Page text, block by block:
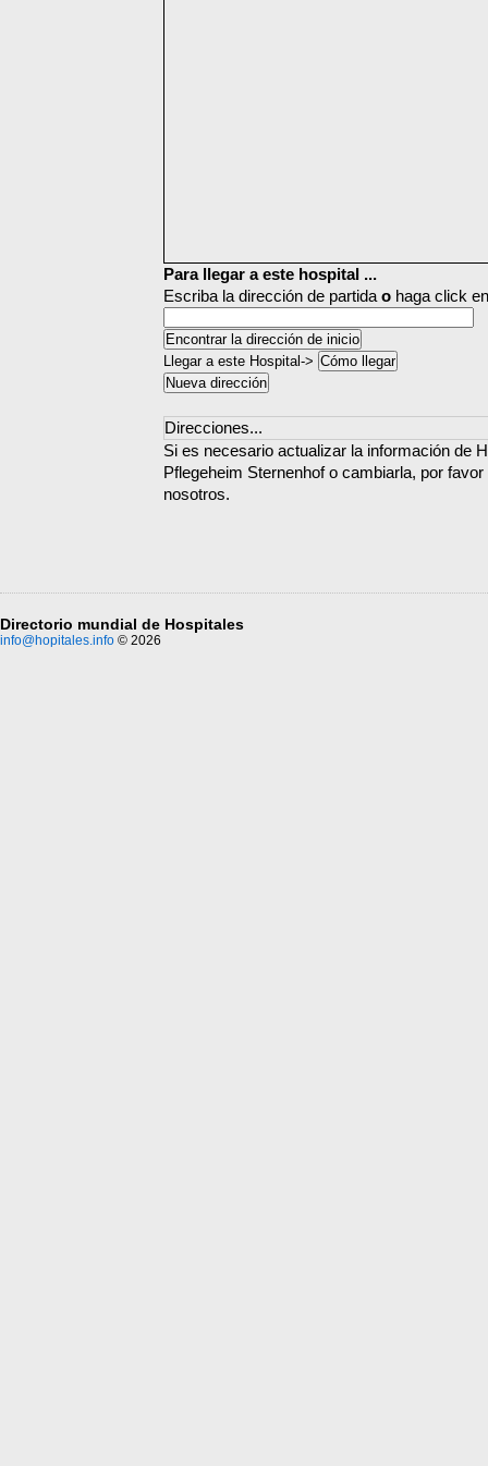
Para llegar a este hospital ...
Escriba la dirección de partida o haga click
Llegar a este Hospital->
Direcciones...
Si es necesario actualizar la información de
Pflegeheim Sternenhof o cambiarla, por
nosotros.
Directorio mundial de Hospitales
info@hopitales.info © 2026